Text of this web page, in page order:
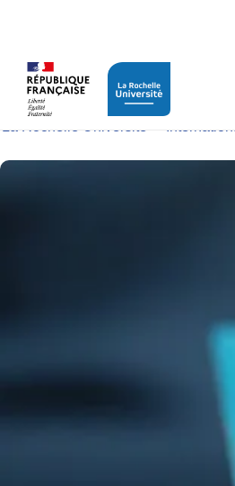
Financer son